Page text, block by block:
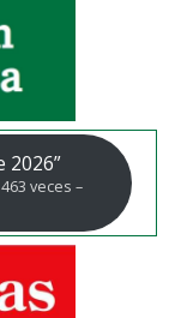
2026”
veces –